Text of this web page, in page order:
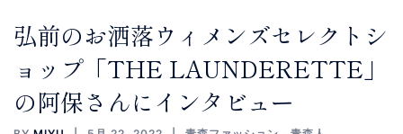
弘前のお洒落ウィメンズセレクトシ
ョップ「THE LAUNDERETTE」
の阿保さんにインタビュー